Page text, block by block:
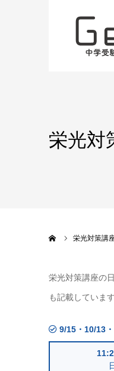
栄光対
栄光対策講
栄光対策講座の
も記載していま
9/15・10/13